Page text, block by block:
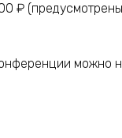
₽
можно